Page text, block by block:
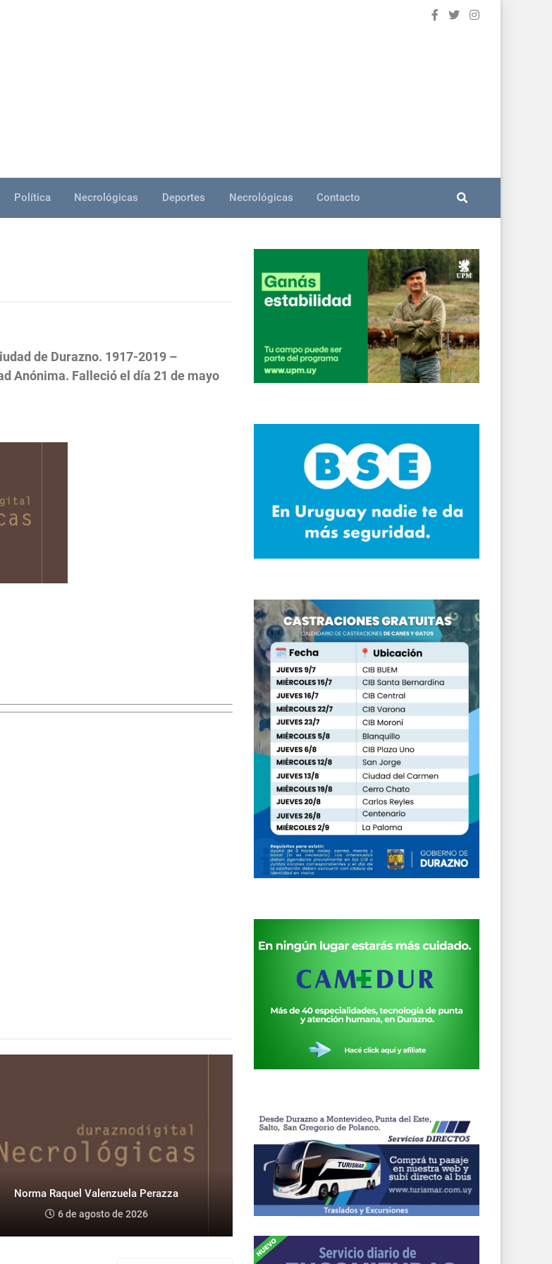
Política Necrológicas Deportes Necrológicas Contacto
de Durazno. 1917-2019 –
Anónima. Falleció el día 21 de mayo
Norma Raquel Valenzuela Perazza
6 de agosto de 2026